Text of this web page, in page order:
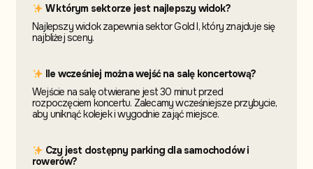
W którym sektorze jest najlepszy widok?
Najlepszy widok zapewnia sektor Gold I, który znajduje się
najbliżej sceny.
Ile wcześniej można wejść na salę koncertową?
Wejście na salę otwierane jest 30 minut przed
rozpoczęciem koncertu. Zalecamy wcześniejsze przybycie,
aby uniknąć kolejek i wygodnie zająć miejsce.
Czy jest dostępny parking dla samochodów i
rowerów?